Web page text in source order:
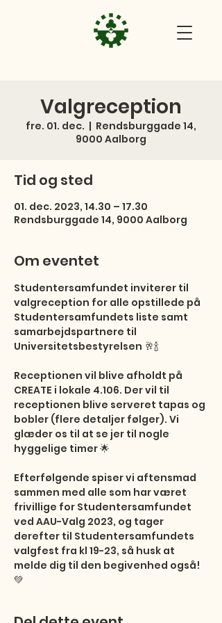
Valgreception
fre. 01. dec.
  |
Rendsburggade 14,
9000 Aalborg
Tid og sted
01. dec. 2023, 14.30 – 17.30
Rendsburggade 14, 9000 Aalborg
Om eventet
Studentersamfundet inviterer til
valgreception for alle opstillede på
Studentersamfundets liste samt
samarbejdspartnere til
Universitetsbestyrelsen 🥂🍾
Receptionen vil blive afholdt på
CREATE i lokale 4.106. Der vil til
receptionen blive serveret tapas og
bobler (flere detaljer følger). Vi
glæder os til at se jer til nogle
hyggelige timer 🌟
Efterfølgende spiser vi aftensmad
sammen med alle som har været
frivillige for Studentersamfundet
ved AAU-Valg 2023, og tager
derefter til Studentersamfundets
valgfest fra kl 19-23, så husk at
melde dig til den begivenhed også!
💚